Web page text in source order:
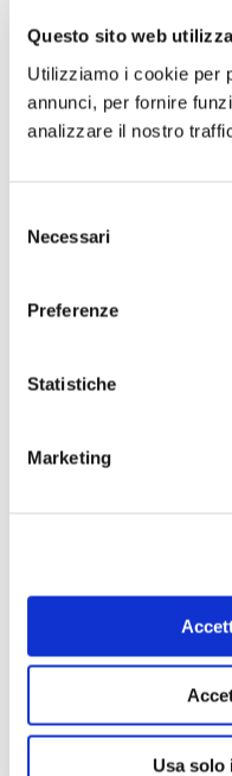
Questo sito web
Utilizziamo i cookie per
annunci, per fornire
analizzare il nostro
delNecessari
Preferenze
Statistiche
Marketing
Usa solo